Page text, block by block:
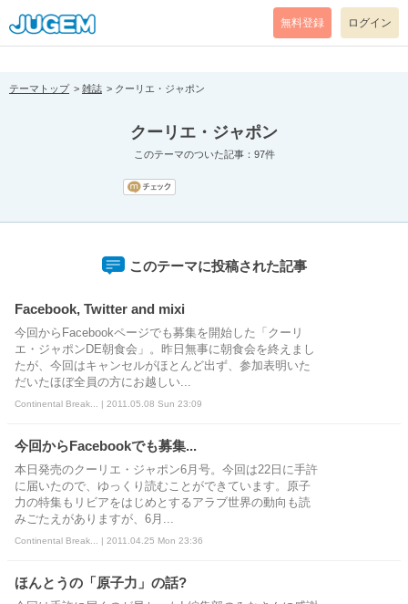
[pear_error: message="Success" code=0 mode=return level=notice
prefix="" info=""]
無料登録 ログイン
テーマトップ 雑誌 クーリエ・ジャポン
クーリエ・ジャポン
このテーマのついた記事：97件
このテーマに投稿された記事
Facebook, Twitter and mixi
今回からFacebookページでも募集を開始した「クーリ
エ・ジャポンDE朝食会」。昨日無事に朝食会を終えまし
たが、今回はキャンセルがほとんど出ず、参加表明いた
だいたほぼ全員の方にお越しい...
Continental Break... | 2011.05.08 Sun 23:09
今回からFacebookでも募集...
本日発売のクーリエ・ジャポン6月号。今回は22日に手許
に届いたので、ゆっくり読むことができています。原子
力の特集もリビアをはじめとするアラブ世界の動向も読
みごたえがありますが、6月...
Continental Break... | 2011.04.25 Mon 23:36
ほんとうの「原子力」の話?